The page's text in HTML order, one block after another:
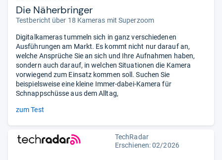
Die Näherbringer
Testbericht über 18 Kameras mit Superzoom
Digitalkameras tummeln sich in ganz verschiedenen
Ausführungen am Markt. Es kommt nicht nur darauf an,
welche Ansprüche Sie an sich und Ihre Aufnahmen haben,
sondern auch darauf, in welchen Situationen die Kamera
vorwiegend zum Einsatz kommen soll. Suchen Sie
beispielsweise eine kleine Immer-dabei-Kamera für
Schnappschüsse aus dem Alltag,
zum Test
TechRadar
Erschienen:02/2026